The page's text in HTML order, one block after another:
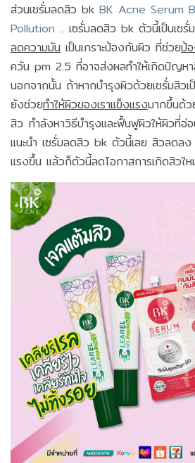
ส่วนเซรั่มลดสิว bk BK Acne Serum
Pollution .. เซรั่มลดสิว bk ตัวนี้เป็นเซรั่
ลดความมัน เป็นเกราะป้องกันผิว ที่ช่วยป้
ควัน pm 2.5 ที่อาจส่งผลทำให้เกิดปัญห
นอกจากนั้น ถ้าหากบำรุงผิวด้วยเซรั่มสิวเ
ยังช่วยทำให้ผิวของเราแข็งแรงมากขึ้นด้ว
สิว กำลังหาวิธีบำรุงและฟื้นฟูผิวให้ผิวที่อ่
แนะนำ เซรั่มลดสิว bk ตัวนี้เลย สิวลดล
แรงขึ้น แล้วก็ตัวนี้ลดโอกาสการเกิดสิวใ